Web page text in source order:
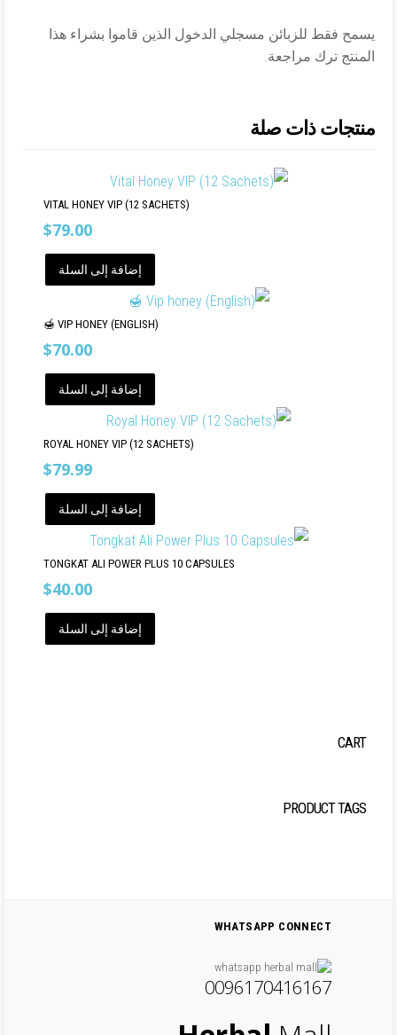
يسمح فقط للزبائن مسجلي الدخول الذين قاموا بشراء هذا
المنتج ترك مراجعة.
منتجات ذات صلة
VITAL HONEY VIP (12 SACHETS)
$79.00
إضافة إلى السلة
(ENGLISH) VIP HONEY 🍯
$70.00
إضافة إلى السلة
ROYAL HONEY VIP (12 SACHETS)
$79.99
إضافة إلى السلة
TONGKAT ALI POWER PLUS 10 CAPSULES
$40.00
إضافة إلى السلة
CART
PRODUCT TAGS
WHATSAPP CONNECT
0096170416167